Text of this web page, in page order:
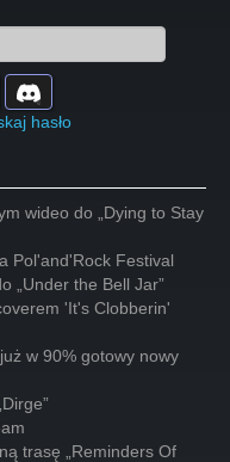
hasło
wideo do „Dying to Stay
Pol'and'Rock Festival
„Under the Bell Jar”
'It's Clobberin'
w 90% gotowy nowy
trasę „Reminders Of